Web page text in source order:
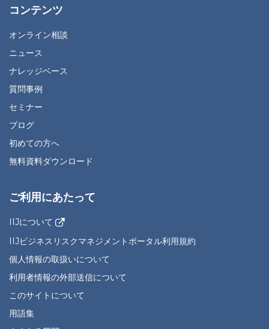
コンテンツ
オンライン相談
ニュース
ナレッジベース
質問事例
セミナー
ブログ
初めての方へ
無料資料ダウンロード
ご利用にあたって
IIJについて
IIJビジネスリスクマネジメントポータル利用規約
個人情報の取扱いについて
利用者情報の外部送信について
このサイトについて
用語集